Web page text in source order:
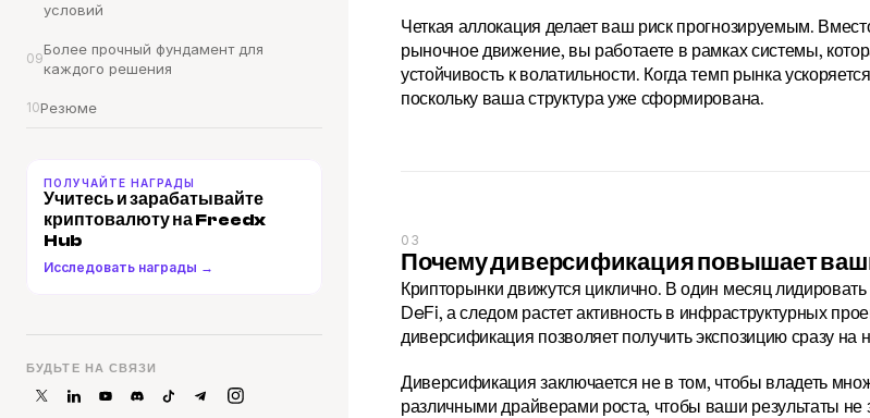
условий
09
Более прочный фундамент для
каждого решения
10Резюме
ПОЛУЧАЙТЕ НАГРАДЫ
Учитесь и зарабатывайте
криптовалюту на Freedx
Hub
Исследовать награды →
БУДЬТЕ НА СВЯЗИ
Четкая аллокация делает ваш риск прогнозируемым.
рыночное движение, вы работаете в рамках системы,
устойчивость к волатильности. Когда темп рынка
поскольку ваша структура уже сформирована.
03
Почему диверсификация повышает
Крипторынки движутся циклично. В один месяц
DeFi, а следом растет активность в инфраструктурных
диверсификация позволяет получить экспозицию сразу на
Диверсификация заключается не в том, чтобы владеть
различными драйверами роста, чтобы ваши результаты не